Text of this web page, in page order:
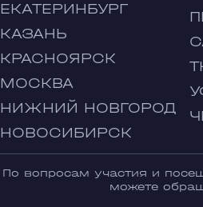
ЕКАТЕРИНБУРГ
КАЗАНЬ
КРАСНОЯРСК
МОСКВА
НИЖНИЙ НОВГОРОД
НОВОСИБИРСК
По вопросам участия и
можете